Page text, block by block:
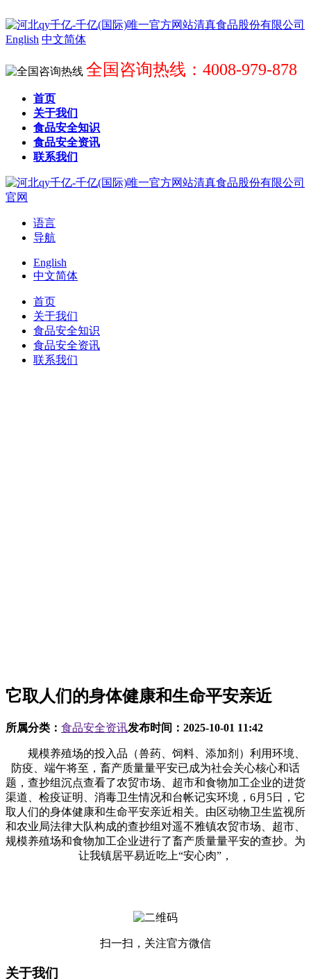
English 中文简体
全国咨询热线：4008-979-878
首页
关于我们
食品安全知识
食品安全资讯
联系我们
语言
导航
English
中文简体
首页
关于我们
食品安全知识
食品安全资讯
联系我们
它取人们的身体健康和生命平安亲近
所属分类： 食品安全资讯发布时间： 2025-10-01 11:42
规模养殖场的投入品（兽药、饲料、添加剂）利用环境、
防疫、端午将至，畜产质量量平安已成为社会关心核心和话
题，查抄组沉点查看了农贸市场、超市和食物加工企业的进货
渠道、检疫证明、消毒卫生情况和台帐记实环境，6月5日，它
取人们的身体健康和生命平安亲近相关。由区动物卫生监视所
和农业局法律大队构成的查抄组对遥不雅镇农贸市场、超市、
规模养殖场和食物加工企业进行了畜产质量量平安的查抄。为
让我镇居平易近吃上“安心肉”，
扫一扫，关注官方微信
关于我们